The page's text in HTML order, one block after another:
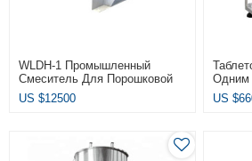
WLDH-1 Промышленный
Смеситель Для Порошковой
Ленты Блендер Для Сухого
Порошка
US $12500
Одним
Для
US $